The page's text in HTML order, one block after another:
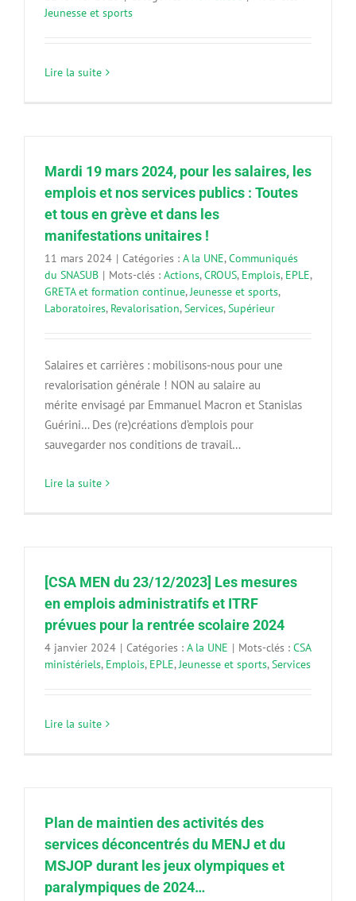
Jeunesse et sports
Lire la suite
Mardi 19 mars 2024, pour les salaires, les
emplois et nos services publics : Toutes
et tous en grève et dans les
manifestations unitaires !
11 mars 2024 | Catégories : A la UNE,Communiqués
du SNASUB | Mots-clés : Actions,CROUS, Emplois, EPLE,
GRETA et formation continue, Jeunesse et sports,
Laboratoires, Revalorisation, Services, Supérieur
Salaires et carrières : mobilisons-nous pour une
revalorisation générale ! NON au salaire au
mérite envisagé par Emmanuel Macron et Stanislas
Guérini… Des (re)créations d’emplois pour
sauvegarder nos conditions de travail…
Lire la suite
[CSA MEN du 23/12/2023] Les mesures
en emplois administratifs et ITRF
prévues pour la rentrée scolaire 2024
4 janvier 2024 | Catégories : A la UNE | Mots-clés : CSA
ministériels, Emplois, EPLE, Jeunesse et sports, Services
Lire la suite
Plan de maintien des activités des
services déconcentrés du MENJ et du
MSJOP durant les jeux olympiques et
paralympiques de 2024…